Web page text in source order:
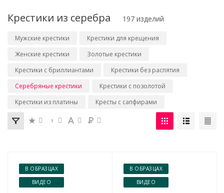
Крестики из серебра 197 изделий
Мужские крестики
Крестики для крещения
Женские крестики
Золотые крестики
Крестики с бриллиантами
Крестики без распятия
Серебряные крестики
Крестики с позолотой
Крестики из платины
Кресты с сапфирами
В ОБРАЗЦАХ
ВИДЕО
В ОБРАЗЦАХ
ВИДЕО